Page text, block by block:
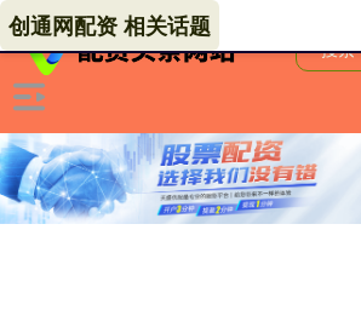
创通网配资 相关话题